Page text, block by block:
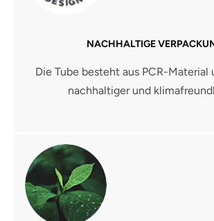
NACHHALTIGE
Die Tube besteht aus PCR-Material
nachhaltiger und